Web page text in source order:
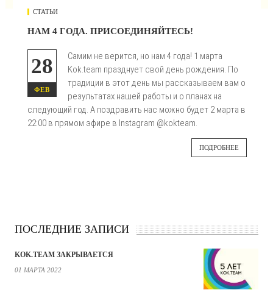
СТАТЬИ
НАМ 4 ГОДА. ПРИСОЕДИНЯЙТЕСЬ!
28
ФЕВ
Самим не верится, но нам 4 года! 1 марта
Kok.team празднует свой день рождения. По
традиции в этот день мы рассказываем вам о
результатах нашей работы и о планах на
следующий год. А поздравить нас можно будет 2 марта в
22:00 в прямом эфире в Instagram @kokteam.
ПОДРОБНЕЕ
ПОСЛЕДНИЕ ЗАПИСИ
KOK.TEAM ЗАКРЫВАЕТСЯ
01 МАРТА 2022